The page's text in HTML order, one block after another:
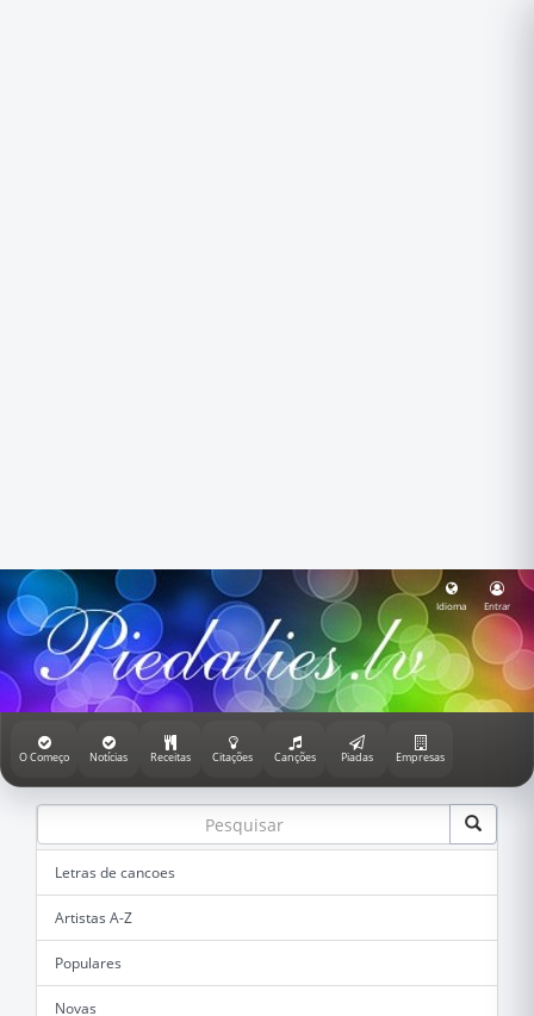
Idioma Entrar
O Começo Notícias Receitas Citações Canções Piadas Empresas
Letras de cancoes
Artistas A-Z
Populares
Novas